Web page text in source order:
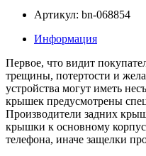
Артикул: bn-068854
Информация
Первое, что видит
трещины, потертости и
устройства могут иметь
крышек предусмотрены
Производители задних
крышки к основному
телефона, иначе защелки